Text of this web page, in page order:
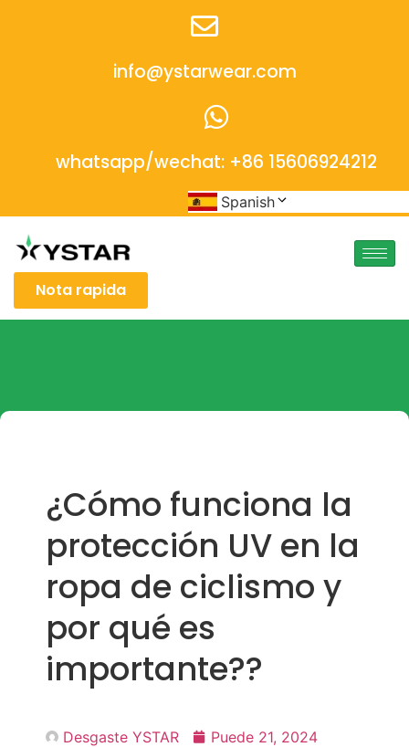
info@ystarwear.com
whatsapp/wechat: +86 15606924212
Spanish
Nota rapida
¿Cómo funciona la
protección UV en la
ropa de ciclismo y
por qué es
importante??
Desgaste YSTAR
Puede 21, 2024